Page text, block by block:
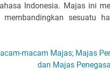
Indonesia. Majas ini
membandingkan sesuatu
macam Majas; Majas
dan Majas